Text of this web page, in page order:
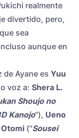
realmente
divertido, pero,
sea
aunque en
Ayane es Yuu
voz a: Shera L.
Shoujo no
Kanojo"), Ueno
("Sousei